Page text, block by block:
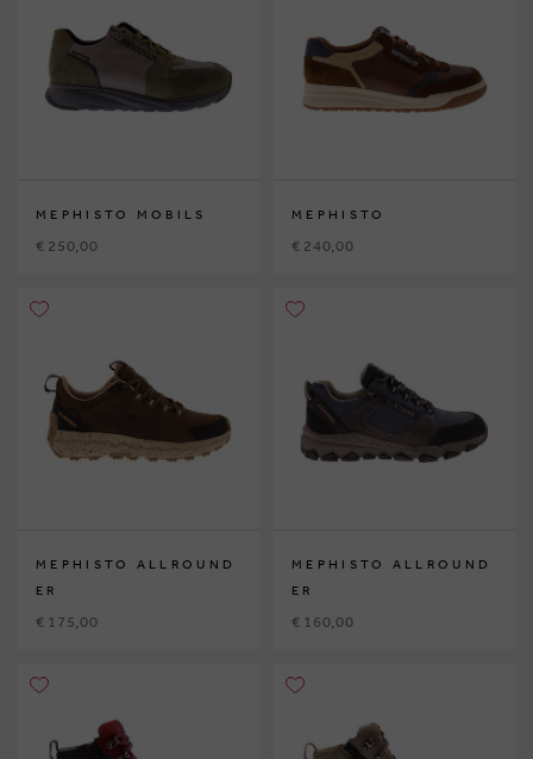
MEPHISTO MOBILS
€ 250,00
MEPHISTO
€ 240,00
MEPHISTO ALLROUND
ER
€ 175,00
MEPHISTO ALLROUND
ER
€ 160,00